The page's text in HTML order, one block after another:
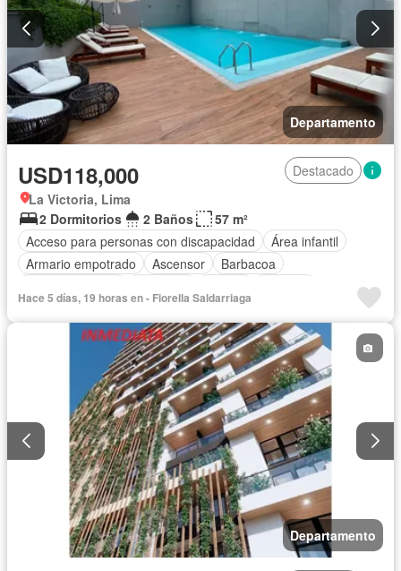
Departamento
USD118,000
Destacado
La Victoria, Lima
2 Dormitorios
2 Baños
57 m²
Acceso para personas con discapacidad
Área infantil
Armario empotrado
Ascensor
Barbacoa
Seguridad
Terraza
Caseta de vigilancia
Vista panorámica
Patio
Cocina equipada
Permite mascotas
Permite niños Sin amoblar
Hace 5 días, 19 horas en - Fiorella Saldarriaga
Departamento